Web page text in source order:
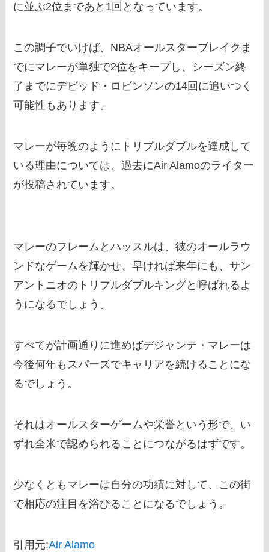
に並ぶ2位まであと1回となっています。
この調子でいけば、NBAオールスターブレイクま
でにマレーが単独で2位をキープし、シーズン終
了までにデビッド・ロビンソンの14回に追いつく
可能性もあります。
マレーが毎晩のようにトリプルダブルを達成して
いる理由については、過去にAir Alamoのライター
が投稿されています。
マレーのフレームとハッスルは、彼のオールラウ
ンドなゲームを輝かせ、早ければ来年にも、サン
アントニオのトリプルダブルキングと呼ばれるよ
うになるでしょう。
すべてが計画通りに進めばデジャンテ・マレーは
今後何年もスパーズでキャリアを続けることにな
るでしょう。
それはオールスターゲームや栄誉という形で、い
ずれ全米で認められることにつながるはずです。
少なくともマレーは自分の功績に対して、この街
で相応の注目を浴びることになるでしょう。
引用元:Air Alamo